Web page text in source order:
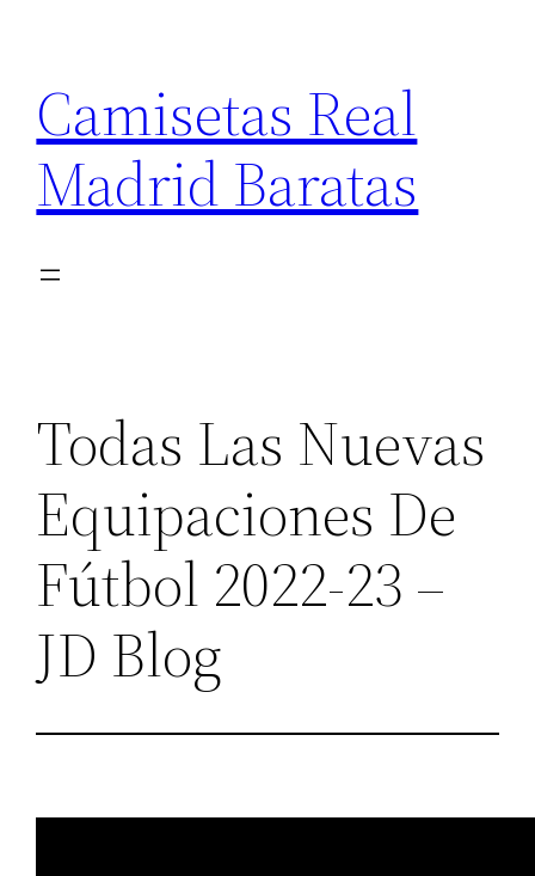
contenido
Camisetas Real
Madrid Baratas
Todas Las Nuevas
Equipaciones De
Fútbol 2022-23 –
JD Blog